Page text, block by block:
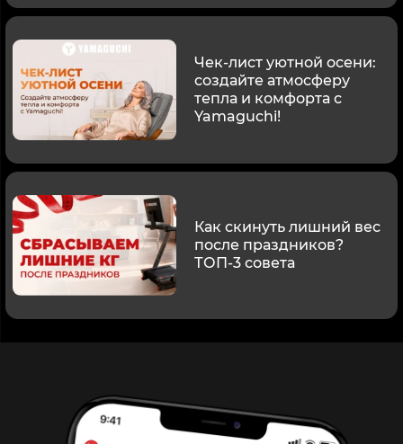
Чек-лист уютной осени:
создайте атмосферу
тепла и комфорта с
Yamaguchi!
Как скинуть лишний вес
после праздников?
ТОП-3 совета